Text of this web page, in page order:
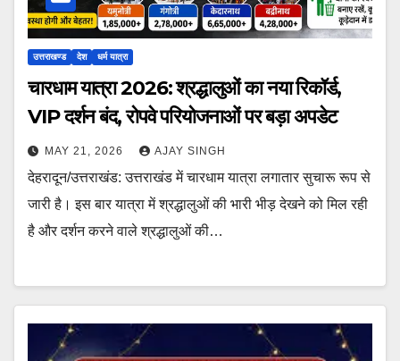
उत्तराखण्ड देश धर्म यात्रा
चारधाम यात्रा 2026: श्रद्धालुओं का नया रिकॉर्ड,
VIP दर्शन बंद, रोपवे परियोजनाओं पर बड़ा अपडेट
MAY 21, 2026 AJAY SINGH
देहरादून/उत्तराखंड: उत्तराखंड में चारधाम यात्रा लगातार सुचारू रूप से
जारी है। इस बार यात्रा में श्रद्धालुओं की भारी भीड़ देखने को मिल रही
है और दर्शन करने वाले श्रद्धालुओं की…